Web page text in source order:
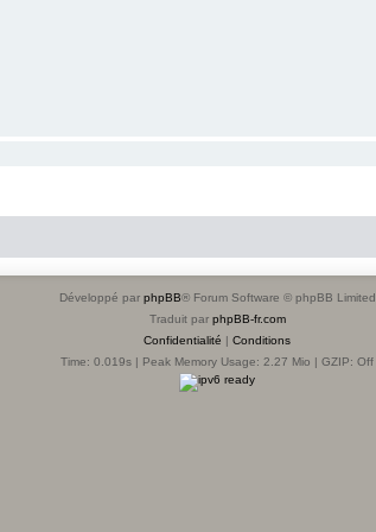
Développé par phpBB® Forum Software © phpBB Limited
Traduit par phpBB-fr.com
Confidentialité | Conditions
Time: 0.019s | Peak Memory Usage: 2.27 Mio | GZIP: Off